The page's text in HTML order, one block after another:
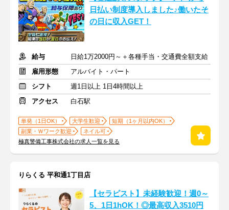
日払い制度導入しました♪働いたそ
の日に収入GET！
給与
日給1万2000円～＋各種手当・交通費全額支給
雇用形態
アルバイト・パート
シフト
週1日以上 1日4時間以上
アクセス
白石駅
単発（1日OK） 大学生歓迎
短期（1ヶ月以内OK）
副業・Ｗワーク歓迎
ネイル可
極真警備工事株式会社の求人一覧を見る
りらくる 平和通1丁目店
【セラピスト】未経験歓迎！週0～
5、1日1hOK！◎最高収入3510円